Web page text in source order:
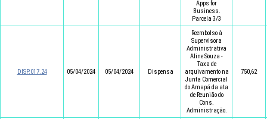
Apps for
Business.
Parcela 3/3
DISP.017.24 05/04/2024 05/04/2024 Dispensa
Reembolso à
Supervisora
Administrativa
Aline Souza -
Taxa de
arquivamento na
Junta Comercial
do Amapá da ata
de Reunião do
Cons.
Administração.
750,62